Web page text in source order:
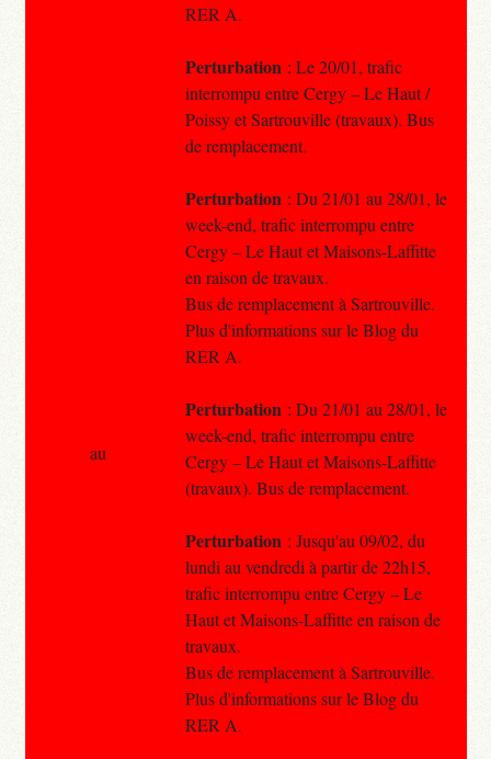
RER A.
Perturbation : Le 20/01, trafic
interrompu entre Cergy – Le Haut /
Poissy et Sartrouville (travaux). Bus
de remplacement.
Perturbation : Du 21/01 au 28/01, le
week-end, trafic interrompu entre
Cergy – Le Haut et Maisons-Laffitte
en raison de travaux.
Bus de remplacement à Sartrouville.
Plus d'informations sur le Blog du
RER A.
Perturbation : Du 21/01 au 28/01, le
week-end, trafic interrompu entre
Cergy – Le Haut et Maisons-Laffitte
(travaux). Bus de remplacement.
Perturbation : Jusqu'au 09/02, du
lundi au vendredi à partir de 22h15,
trafic interrompu entre Cergy – Le
Haut et Maisons-Laffitte en raison de
travaux.
Bus de remplacement à Sartrouville.
Plus d'informations sur le Blog du
RER A.
au